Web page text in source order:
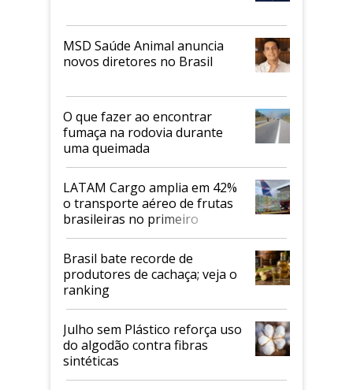
MSD Saúde Animal anuncia
novos diretores no Brasil
O que fazer ao encontrar
fumaça na rodovia durante
uma queimada
LATAM Cargo amplia em 42%
o transporte aéreo de frutas
brasileiras no primeiro
semestre
Brasil bate recorde de
produtores de cachaça; veja o
ranking
Julho sem Plástico reforça uso
do algodão contra fibras
sintéticas